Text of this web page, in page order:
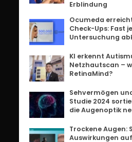
Erblindung
Ocumeda
Check-Ups: Fast
Untersuchung
KI erkennt
Netzhautscan –
RetinaMind?
Sehvermögen
Studie 2024
die Augenoptik
Trockene Augen:
Auswirkungen